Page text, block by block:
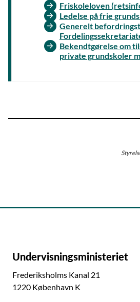
Friskoleloven
Ledelse på frie
Generelt
Bekendtgørelse om
private grundskoler
Undervisningsministeriet
Frederiksholms Kanal 21
1220 København K